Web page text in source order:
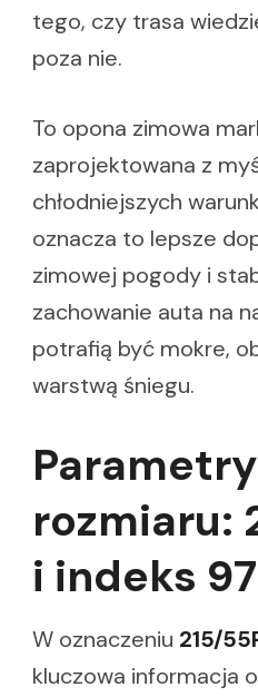
tego, czy trasa
poza nie.
To opona zimowa
zaprojektowana z
chłodniejszych
oznacza to lepsze
zimowej pogody i
zachowanie auta na
potrafią być mokre,
warstwą śniegu.
Parametry
rozmiaru:
i indeks
W oznaczeniu 215/
kluczowa informacja